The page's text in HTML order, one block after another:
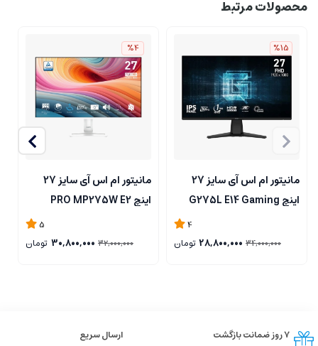
محصولات مرتبط
%15
مانیتور ام اس آی سایز 27
اینچ G275L E14 Gaming
4
34,000,000
28,800,000 تومان
%4
مانیتور ام اس آی سایز 27
اینچ PRO MP275W E2
5
32,000,000
30,800,000 تومان
۷ روز ضمانت بازگشت
ارسال سریع